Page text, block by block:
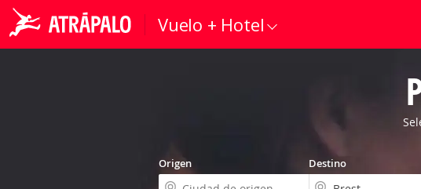
Vuelo + Hotel
Origen Destino